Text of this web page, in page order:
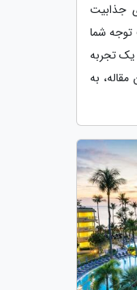
جذابیت
شما
یک تجربه
به